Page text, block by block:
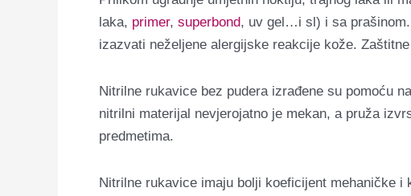
laka, primer, superbond, uv gel…i sl) i sa prašinom.
izazvati neželjene alergijske reakcije kože.
Nitrilne rukavice bez pudera izrađene su pomoću
nitrilni materijal nevjerojatno je mekan, a pruža
predmetima.
Nitrilne rukavice imaju bolji koeficijent mehaničke